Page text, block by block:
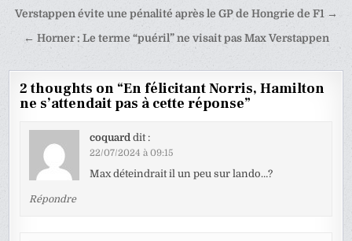
Navigation
de
Verstappen évite une pénalité après le GP de Hongrie de F1 →
← Horner : Le terme “puéril” ne visait pas Max Verstappen
2 thoughts on “En félicitant Norris, Hamilton
ne s’attendait pas à cette réponse”
coquard dit :
22/07/2024 à 09:15
Max déteindrait il un peu sur lando…?
Répondre